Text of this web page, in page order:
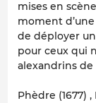
mises en
moment
de déployer
pour ceux qui
alexandrins de
Phèdre (1677) ,